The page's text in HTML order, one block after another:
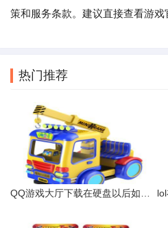
策和服务条款。建议直接查看游戏
热门推荐